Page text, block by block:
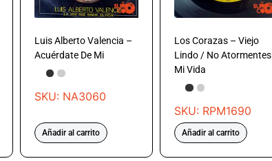
Luis Alberto Valencia –
Acuérdate De Mi
SKU: NA3060
Añadir al carrito
Los Corazas – Viejo
Lindo / No Atormentes
Mi Vida
SKU: RPM1690
Añadir al carrito